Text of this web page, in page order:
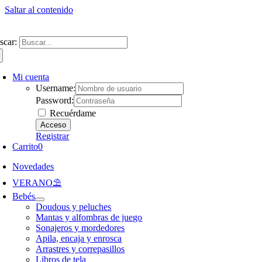
Saltar al contenido
Mi cuenta
Username:
Password:
Recuérdame
Registrar
Carrito0
Novedades
VERANO⛱️​
Bebés
Doudous y peluches
Mantas y alfombras de juego
Sonajeros y mordedores
Apila, encaja y enrosca
Arrastres y correpasillos
Libros de tela